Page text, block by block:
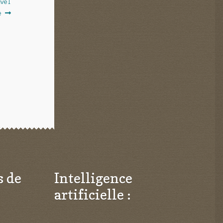
de
Intelligence
artificielle :